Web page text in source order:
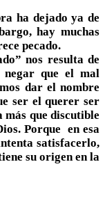
ha dejado ya de
hay muchas
pecado.
nos resulta de
negar que el mal
dar el nombre
ser el querer ser
más que discutible
Porque en esa
satisfacerlo,
su origen en la